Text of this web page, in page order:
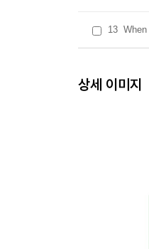
13
상세 이미지